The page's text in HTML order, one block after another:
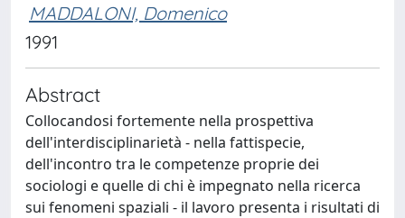
MADDALONI, Domenico
1991
Abstract
Collocandosi fortemente nella prospettiva
dell'interdisciplinarietà - nella fattispecie,
dell'incontro tra le competenze proprie dei
sociologi e quelle di chi è impegnato nella ricerca
sui fenomeni spaziali - il lavoro presenta i risultati di